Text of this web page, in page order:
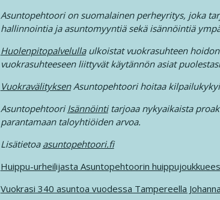
Asuntopehtoori on suomalainen perheyritys, joka
hallinnointia ja asuntomyyntiä sekä isännöintiä
Huolenpitopalvelullaulkoistat vuokrasuhteen
vuokrasuhteeseen liittyvät käytännön asiat
VuokravälityksenAsuntopehtoori hoitaa
AsuntopehtooriIsännöintitarjoaa nykyaikaista
parantamaan taloyhtiöiden arvoa.
Lisätietoa asuntopehtoori.fi
Huippu-urheilijasta Asuntopehtoorin
Vuokrasi 340 asuntoa vuodessa Tampereella